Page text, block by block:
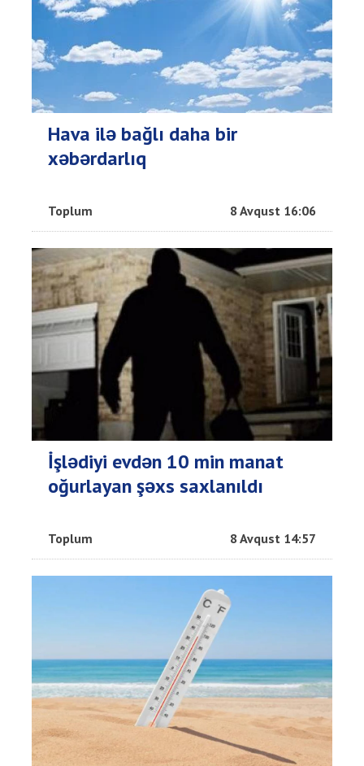
Hava ilə bağlı daha bir
xəbərdarlıq
Toplum 8 Avqust 16:06
İşlədiyi evdən 10 min manat
oğurlayan şəxs saxlanıldı
Toplum 8 Avqust 14:57